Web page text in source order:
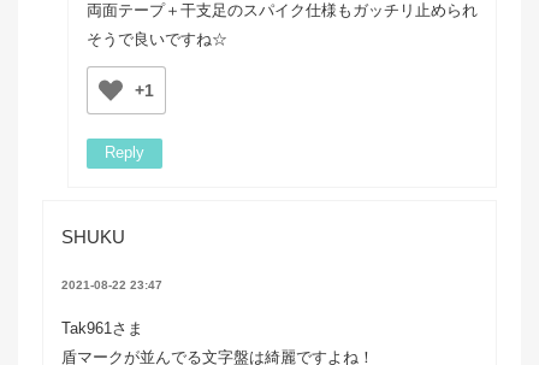
両面テープ＋干支足のスパイク仕様もガッチリ止められ
そうで良いですね☆
+1
Reply
SHUKU
2021-08-22 23:47
Tak961さま
盾マークが並んでる文字盤は綺麗ですよね！